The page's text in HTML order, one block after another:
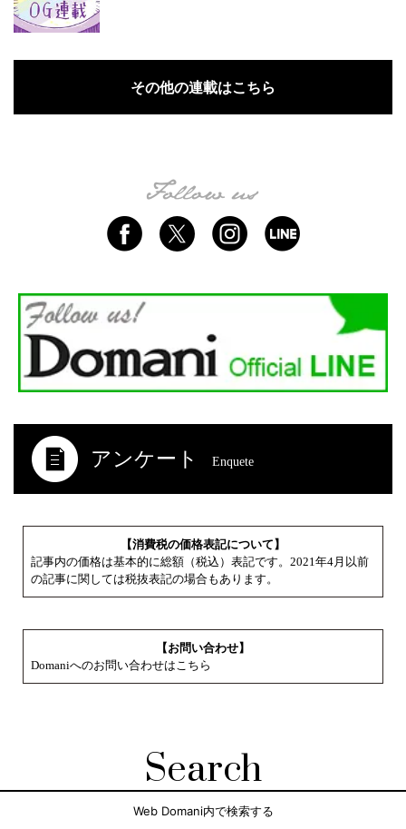
その他の連載はこちら
アンケート Enquete
【消費税の価格表記について】
記事内の価格は基本的に総額（税込）表記です。2021年4月以前
の記事に関しては税抜表記の場合もあります。
【お問い合わせ】
Domaniへのお問い合わせはこちら
Search
Web Domani内で検索する